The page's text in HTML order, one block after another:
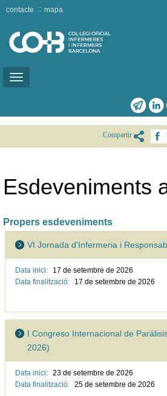
Toggle
contacte mapa
Compartir
Esdeveniments
Propers esdeveniments
VI Jornada d'Infermeria i
Data inici: 17 de setembre de 2026
Data finalització:
17 de setembre de 2026
I Congreso Internacional de
2026)
Data inici: 23 de setembre de 2026
Data finalització: 25 de setembre de 2026